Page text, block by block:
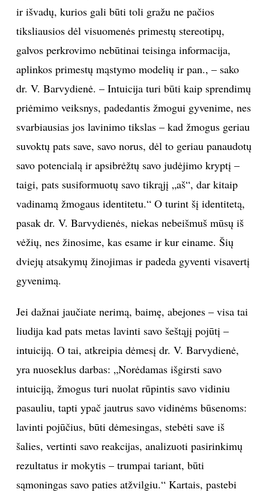
ir išvadų, kurios gali būti toli gražu ne pačios
tiksliausios dėl visuomenės primestų stereotipų,
galvos perkrovimo nebūtinai teisinga informacija,
aplinkos primestų mąstymo modelių ir pan., – sako
dr. V. Barvydienė. – Intuicija turi būti kaip sprendimų
priėmimo veiksnys, padedantis žmogui gyvenime, nes
svarbiausias jos lavinimo tikslas – kad žmogus geriau
suvoktų pats save, savo norus, dėl to geriau panaudotų
savo potencialą ir apsibrėžtų savo judėjimo kryptį –
taigi, pats susiformuotų savo tikrąjį „aš“, dar kitaip
vadinamą žmogaus identitetu.“ O turint šį identitetą,
pasak dr. V. Barvydienės, niekas nebeišmuš mūsų iš
vėžių, nes žinosime, kas esame ir kur einame. Šių
dviejų atsakymų žinojimas ir padeda gyventi visavertį
gyvenimą.
Jei dažnai jaučiate nerimą, baimę, abejones – visa tai
liudija kad pats metas lavinti savo šeštąjį pojūtį –
intuiciją. O tai, atkreipia dėmesį dr. V. Barvydienė,
yra nuoseklus darbas: „Norėdamas išgirsti savo
intuiciją, žmogus turi nuolat rūpintis savo vidiniu
pasauliu, tapti ypač jautrus savo vidinėms būsenoms:
lavinti pojūčius, būti dėmesingas, stebėti save iš
šalies, vertinti savo reakcijas, analizuoti pasirinkimų
rezultatus ir mokytis – trumpai tariant, būti
sąmoningas savo paties atžvilgiu.“ Kartais, pastebi